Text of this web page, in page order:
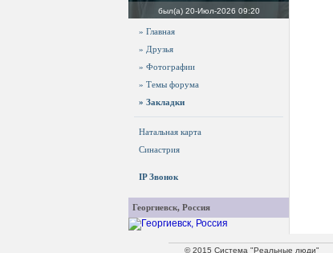
был(а) 20-Июл-2026 09:20
» Главная
» Друзья
» Фотографии
» Темы форума
» Закладки
Натальная карта
Синастрия
IP Звонок
Георгиевск, Россия
© 2015 Система "Реальные люди"